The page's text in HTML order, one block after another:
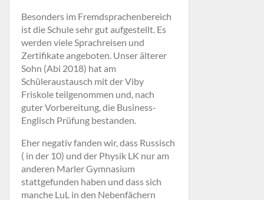
Besonders im Fremdsprachenbereich
ist die Schule sehr gut aufgestellt. Es
werden viele Sprachreisen und
Zertifikate angeboten. Unser älterer
Sohn (Abi 2018) hat am
Schüleraustausch mit der Viby
Friskole teilgenommen und, nach
guter Vorbereitung, die Business-
Englisch Prüfung bestanden.
Eher negativ fanden wir, dass Russisch
( in der 10) und der Physik LK nur am
anderen Marler Gymnasium
stattgefunden haben und dass sich
manche LuL in den Nebenfächern